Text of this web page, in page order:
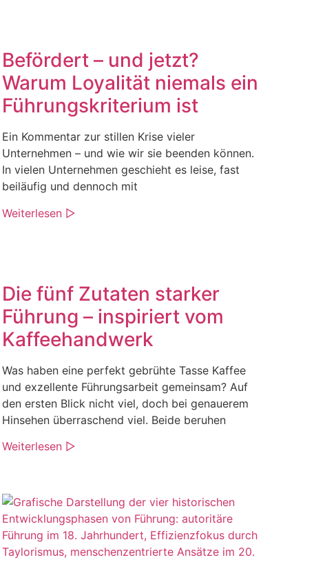
Befördert – und jetzt?
Warum Loyalität niemals ein
Führungskriterium ist
Ein Kommentar zur stillen Krise vieler
Unternehmen – und wie wir sie beenden können.
In vielen Unternehmen geschieht es leise, fast
beiläufig und dennoch mit
Weiterlesen ▷
Die fünf Zutaten starker
Führung – inspiriert vom
Kaffeehandwerk
Was haben eine perfekt gebrühte Tasse Kaffee
und exzellente Führungsarbeit gemeinsam? Auf
den ersten Blick nicht viel, doch bei genauerem
Hinsehen überraschend viel. Beide beruhen
Weiterlesen ▷